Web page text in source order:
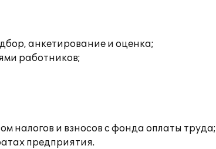
анкетирование и оценка;
работников;
налогов и взносов с фонда оплаты труда;
предприятия.